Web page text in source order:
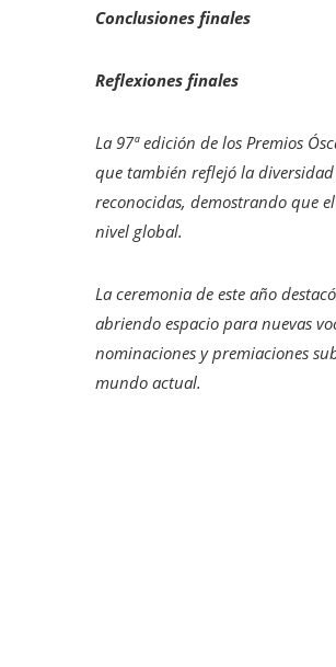
Conclusiones finales
Reflexiones finales
La 97ª edición de los Premios
que también reflejó la
reconocidas, demostrando que
nivel global.​
La ceremonia de este año
abriendo espacio para nuevas
nominaciones y premiaciones
mundo actual.